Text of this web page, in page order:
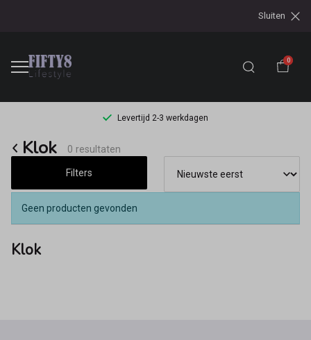
Sluiten
0
Levertijd 2-3 werkdagen
Klok
Fifty8
Klok 0 resultaten
Filters
Geen producten gevonden
Klok